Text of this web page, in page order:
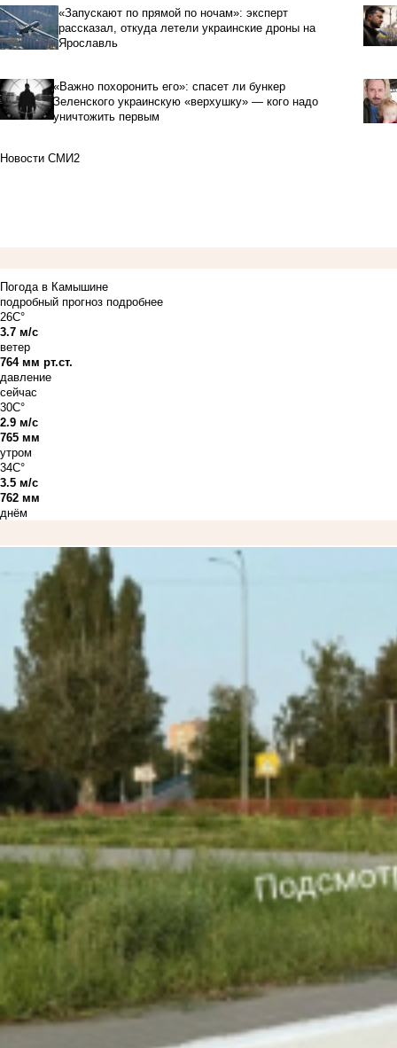
«Запускают по прямой по ночам»: эксперт
рассказал, откуда летели украинские дроны на
Ярославль
«Важно похоронить его»: спасет ли бункер
Зеленского украинскую «верхушку» — кого надо
уничтожить первым
Новости СМИ2
Погода в Камышине
подробный прогноз подробнее
26C°
3.7 м/с
ветер
764 мм рт.ст.
давление
сейчас
30C°
2.9 м/с
765 мм
утром
34C°
3.5 м/с
762 мм
днём